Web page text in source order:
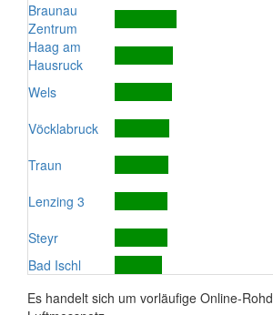
Braunau
Zentrum
Haag am
Hausruck
Wels
Vöcklabruck
Traun
Lenzing 3
Steyr
Bad Ischl
Es handelt sich um vorläufige Online-